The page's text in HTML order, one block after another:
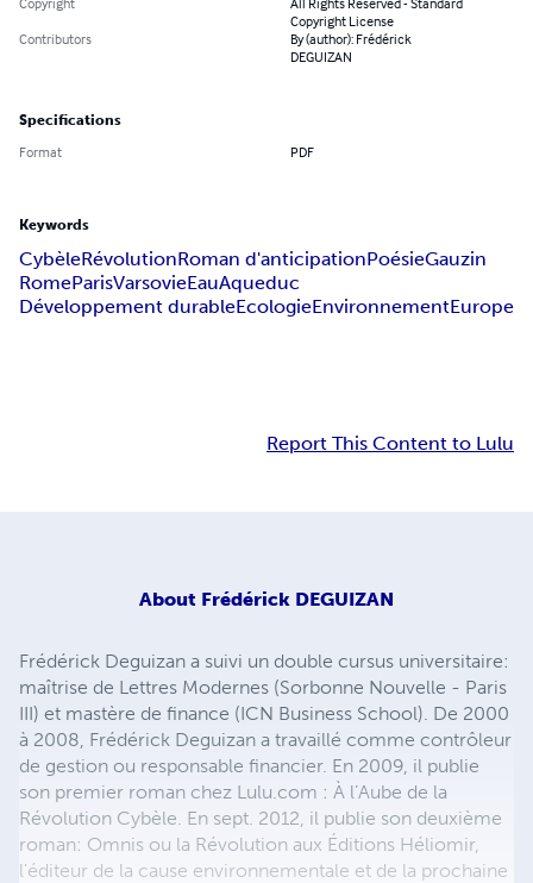
Copyright License
Contributors
By (author): Frédérick
DEGUIZAN
Specifications
Format PDF
Keywords
CybèleRévolutionRoman d'anticipationPoésieGauzin
RomeParisVarsovieEauAqueduc
Développement durableEcologieEnvironnementEurope
Report This Content to Lulu
About Frédérick DEGUIZAN
Frédérick Deguizan a suivi un double cursus universitaire:
maîtrise de Lettres Modernes (Sorbonne Nouvelle - Paris
III) et mastère de finance (ICN Business School). De 2000
à 2008, Frédérick Deguizan a travaillé comme contrôleur
de gestion ou responsable financier. En 2009, il publie
son premier roman chez Lulu.com : À l’Aube de la
Révolution Cybèle. En sept. 2012, il publie son deuxième
roman: Omnis ou la Révolution aux Éditions Héliomir,
l'éditeur de la cause environnementale et de la prochaine